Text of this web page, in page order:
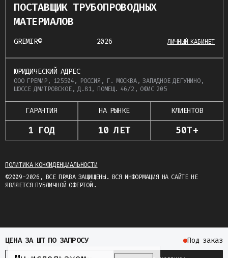
ЦЕНА ЗА ШТ ПО ЗАПРОСУ Под заказ
ПОСТАВЩИК ТРУБОПРОВОДНЫХ
МАТЕРИАЛОВ
GREMIR© 2026 ЛИЧНЫЙ КАБИНЕТ
ЮРИДИЧЕСКИЙ АДРЕС
ООО ГРЕМИР, 125504, РОССИЯ, Г. МОСКВА, ЗАПАДНОЕ ДЕГУНИНО,
ШОССЕ ДМИТРОВСКОЕ, Д.81, ПОМЕЩ. 46/2, ОФИС 205
ГАРАНТИЯ
1 ГОД
НА РЫНКЕ
10 ЛЕТ
КЛИЕНТОВ
50Т+
©2009-2026, ВСЕ ПРАВА ЗАЩИЩЕНЫ. ВСЯ ИНФОРМАЦИЯ НА САЙТЕ НЕ
ЯВЛЯЕТСЯ ПУБЛИЧНОЙ ОФЕРТОЙ.
ПОЛИТИКА КОНФИДЕНЦИАЛЬНОСТИ